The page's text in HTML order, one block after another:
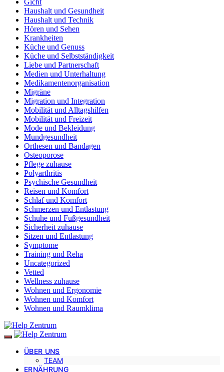
Haushalt und Gesundheit
Haushalt und Technik
Hören und Sehen
Krankheiten
Küche und Genuss
Küche und Selbstständigkeit
Liebe und Partnerschaft
Medien und Unterhaltung
Medikamentenorganisation
Migräne
Migration und Integration
Mobilität und Alltagshilfen
Mobilität und Freizeit
Mode und Bekleidung
Mundgesundheit
Orthesen und Bandagen
Osteoporose
Pflege zuhause
Polyarthritis
Psychische Gesundheit
Reisen und Komfort
Schlaf und Komfort
Schmerzen und Entlastung
Schuhe und Fußgesundheit
Sicherheit zuhause
Sitzen und Entlastung
Symptome
Training und Reha
Uncategorized
Vetted
Wellness zuhause
Wohnen und Ergonomie
Wohnen und Komfort
Wohnen und Raumklima
ÜBER UNS
TEAM
ERNÄHRUNG